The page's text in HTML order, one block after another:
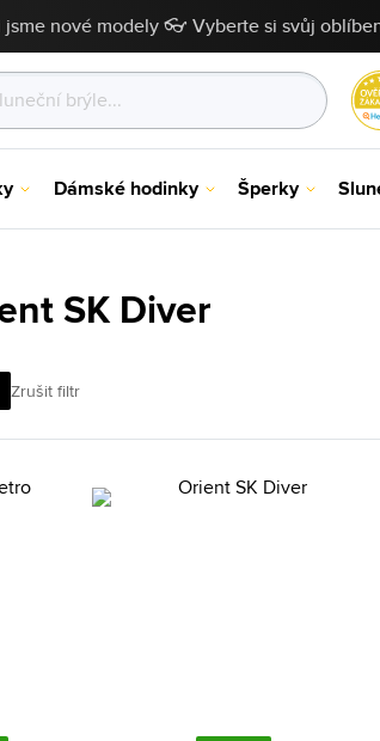
jsme nové modely 👓 Vyberte si svůj
Dámské hodinky Šperky
SK Diver
Zrušit filtr